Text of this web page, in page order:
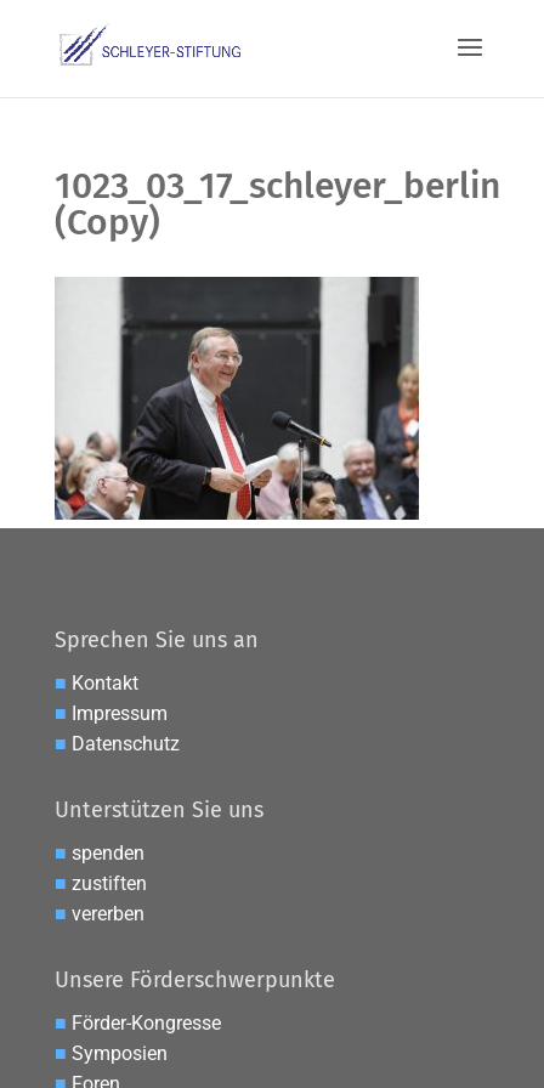
1023_03_17_schleyer_berlin
(Copy)
Sprechen Sie uns an
■ Kontakt
■ Impressum
■ Datenschutz
Unterstützen Sie uns
■ spenden
■ zustiften
■ vererben
Unsere Förderschwerpunkte
■ Förder-Kongresse
■ Symposien